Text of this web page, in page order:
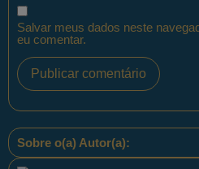
Salvar meus dados neste
eu comentar.
Sobre o(a) Autor(a):